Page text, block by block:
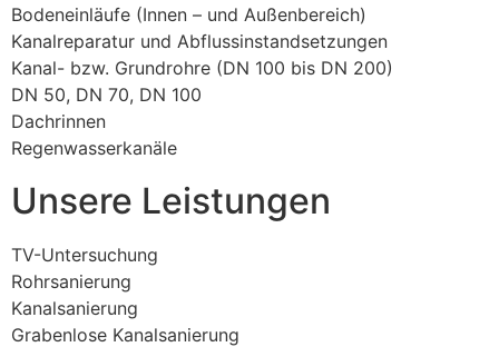
Bodeneinläufe (Innen – und Außenbereich)
Kanalreparatur und Abflussinstandsetzungen
Kanal- bzw. Grundrohre (DN 100 bis DN 200)
DN 50, DN 70, DN 100
Dachrinnen
Regenwasserkanäle
Unsere Leistungen
TV-Untersuchung
Rohrsanierung
Kanalsanierung
Grabenlose Kanalsanierung